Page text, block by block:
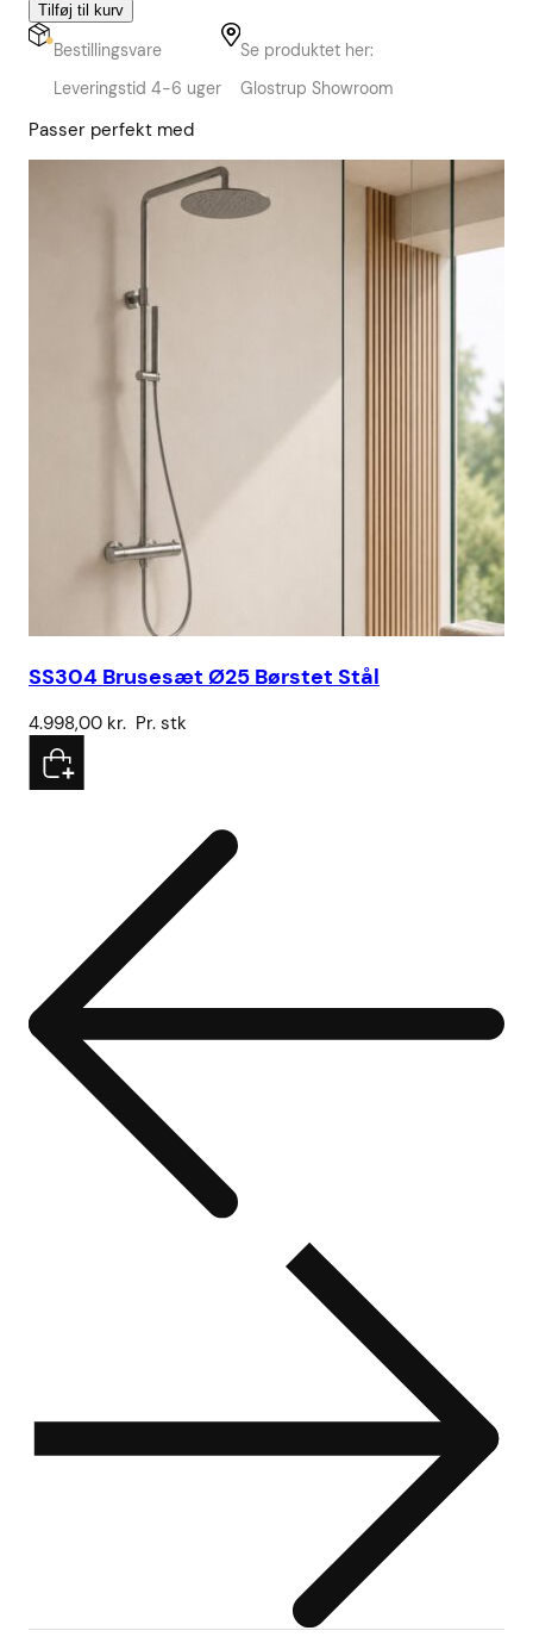
Tilføj til kurv
Bestillingsvare
Leveringstid 4-6 uger
Se produktet her:
Glostrup Showroom
Passer perfekt med
SS304 Brusesæt Ø25 Børstet Stål
4.998,00 kr. Pr. stk